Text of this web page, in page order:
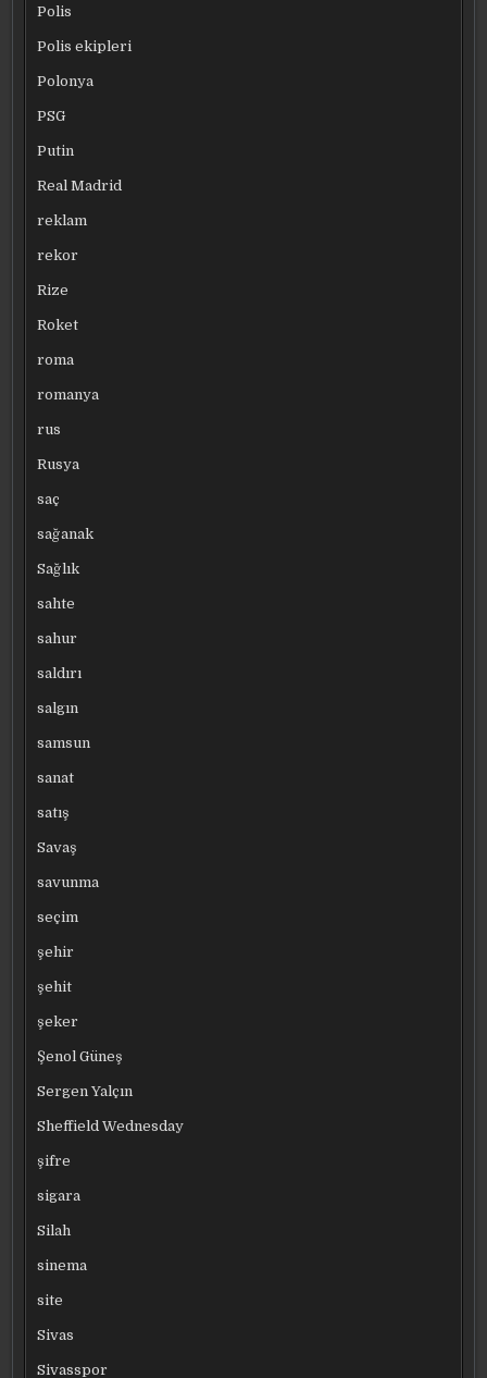
Polis
Polis ekipleri
Polonya
PSG
Putin
Real Madrid
reklam
rekor
Rize
Roket
roma
romanya
rus
Rusya
saç
sağanak
Sağlık
sahte
sahur
saldırı
salgın
samsun
sanat
satış
Savaş
savunma
seçim
şehir
şehit
şeker
Şenol Güneş
Sergen Yalçın
Sheffield Wednesday
şifre
sigara
Silah
sinema
site
Sivas
Sivasspor